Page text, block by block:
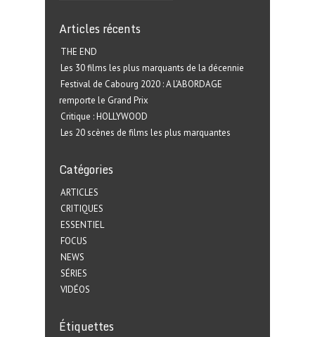
Articles récents
THE END
Les 30 films les plus marquants de la décennie
Festival de Cabourg 2020 : A L’ABORDAGE
remporte le Grand Prix
Critique : HOLLYWOOD
Les 20 scènes de films les plus marquantes
Catégories
ARTICLES
CRITIQUES
ESSENTIEL
FOCUS
NEWS
SÉRIES
VIDÉOS
Étiquettes